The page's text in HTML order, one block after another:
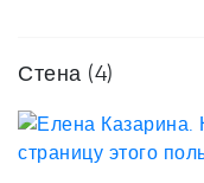
Стена (4)